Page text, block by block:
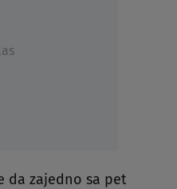
da zajedno sa pet